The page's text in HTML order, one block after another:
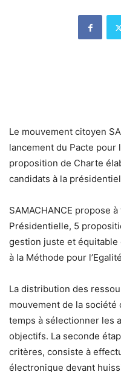
Le mouvement citoyen
lancement du Pacte pour
proposition de Charte
candidats à la
SAMACHANCE propose
Présidentielle, 5
gestion juste et
à la Méthode pour
La distribution des
mouvement de la
temps à sélectionner les
objectifs. La seconde
critères, consiste à
électronique devant